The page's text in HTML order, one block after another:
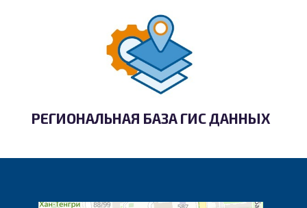
РЕГИОНАЛЬНАЯ БАЗА ГИС ДАННЫХ